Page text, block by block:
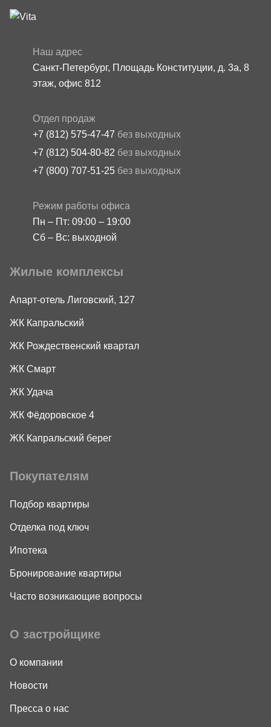
Наш адрес
Санкт-Петербург, Площадь Конституции, д. 3а, 8
этаж, офис 812
Отдел продаж
+7 (812) 575-47-47 без выходных
+7 (812) 504-80-82 без выходных
+7 (800) 707-51-25 без выходных
Режим работы офиса
Пн – Пт: 09:00 – 19:00
Сб – Вс: выходной
Жилые комплексы
Апарт-отель Лиговский, 127
ЖК Капральский
ЖК Рождественский квартал
ЖК Смарт
ЖК Удача
ЖК Фёдоровское 4
ЖК Капральский берег
Покупателям
Подбор квартиры
Отделка под ключ
Ипотека
Бронирование квартиры
Часто возникающие вопросы
О застройщике
О компании
Новости
Пресса о нас